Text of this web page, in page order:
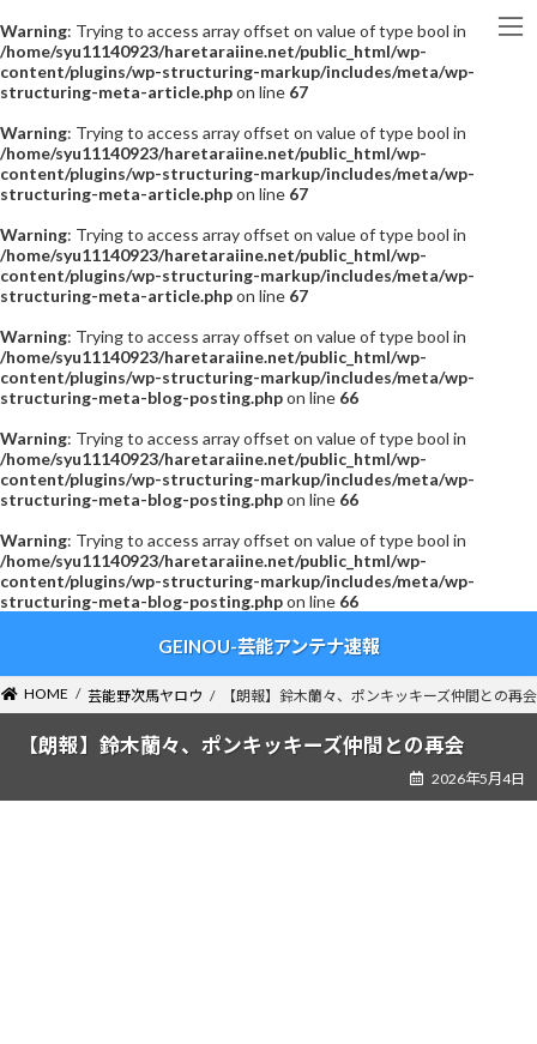
Warning: Trying to access array offset on value of type bool in
/home/syu11140923/haretaraiine.net/public_html/wp-
content/plugins/wp-structuring-markup/includes/meta/wp-
structuring-meta-article.phpon line 67
Warning: Trying to access array offset on value of type bool in
/home/syu11140923/haretaraiine.net/public_html/wp-
content/plugins/wp-structuring-markup/includes/meta/wp-
structuring-meta-article.phpon line 67
Warning: Trying to access array offset on value of type bool in
/home/syu11140923/haretaraiine.net/public_html/wp-
content/plugins/wp-structuring-markup/includes/meta/wp-
structuring-meta-article.phpon line 67
Warning: Trying to access array offset on value of type bool in
/home/syu11140923/haretaraiine.net/public_html/wp-
content/plugins/wp-structuring-markup/includes/meta/wp-
structuring-meta-blog-posting.phpon line 66
Warning: Trying to access array offset on value of type bool in
/home/syu11140923/haretaraiine.net/public_html/wp-
content/plugins/wp-structuring-markup/includes/meta/wp-
structuring-meta-blog-posting.phpon line 66
Warning: Trying to access array offset on value of type bool in
/home/syu11140923/haretaraiine.net/public_html/wp-
content/plugins/wp-structuring-markup/includes/meta/wp-
structuring-meta-blog-posting.phpon line 66
ン
ツ
ー
シ
GEINOU-芸能アンテナ速報
HOME 芸能野次馬ヤロウ 【朗報】鈴木蘭々、ポンキッキーズ仲間との再会
【朗報】鈴木蘭々、ポンキッキーズ仲間との再会
2026年5月4日